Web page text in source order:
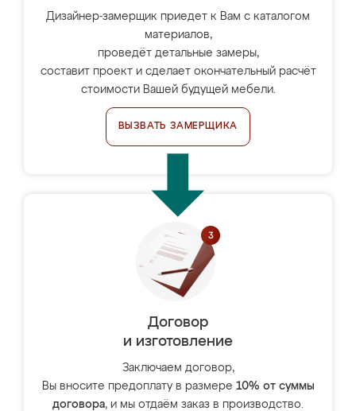
Дизайнер-замерщик приедет к Вам с каталогом
материалов,
проведёт детальные замеры,
составит проект и сделает окончательный расчёт
стоимости Вашей будущей мебели.
ВЫЗВАТЬ ЗАМЕРЩИКА
Договор
и изготовление
Заключаем договор,
Вы вносите предоплату в размере 10% от суммы
договора, и мы отдаём заказ в производство.